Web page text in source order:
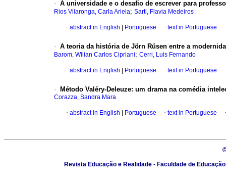
· A universidade e o desafio de escrever para
Rios Vilaronga, Carla Ariela; Sarti, Flavia Medeiros
· abstract in English Portuguese · text in Portuguese
· A teoria da história de Jörn Rüsen entre a
Barom, Wilian Carlos Cipriani; Cerri, Luis Fernando
· abstract in English Portuguese · text in Portuguese
· Método Valéry-Deleuze: um drama na comédia
Corazza, Sandra Mara
· abstract in English Portuguese · text in Portuguese
Revista Educação e Realidade - Faculdade de